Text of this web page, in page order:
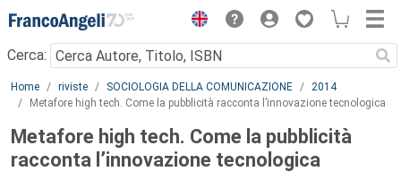
Menu
Cerca:
Main content
Home riviste SOCIOLOGIA DELLA COMUNICAZIONE
2014
Metafore high tech. Come la pubblicità racconta l’innovazione tecnologica
Metafore high tech. Come la pubblicità
racconta l’innovazione tecnologica